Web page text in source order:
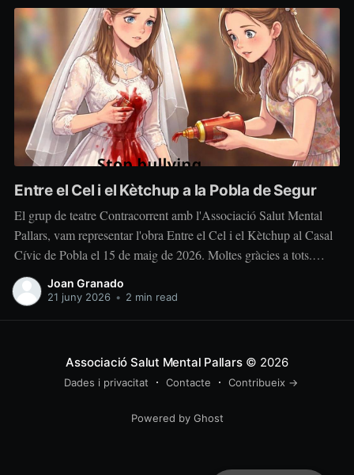
Entre el Cel i el Kètchup a la Pobla de Segur
El grup de teatre Contracorrent amb l'Associació Salut Mental
Pallars, vam representar l'obra Entre el Cel i el Kètchup al Casal
Cívic de Pobla el 15 de maig de 2026. Moltes gràcies a tots.
L'argument te a veure amb la pràctica del "bullying" i del
"moving". Dirigida per la Núria
Joan Granado
21 juny 2026 • 2 min read
Associació Salut Mental Pallars© 2026
Dades i privacitat Contacte Contribueix →
Powered by Ghost